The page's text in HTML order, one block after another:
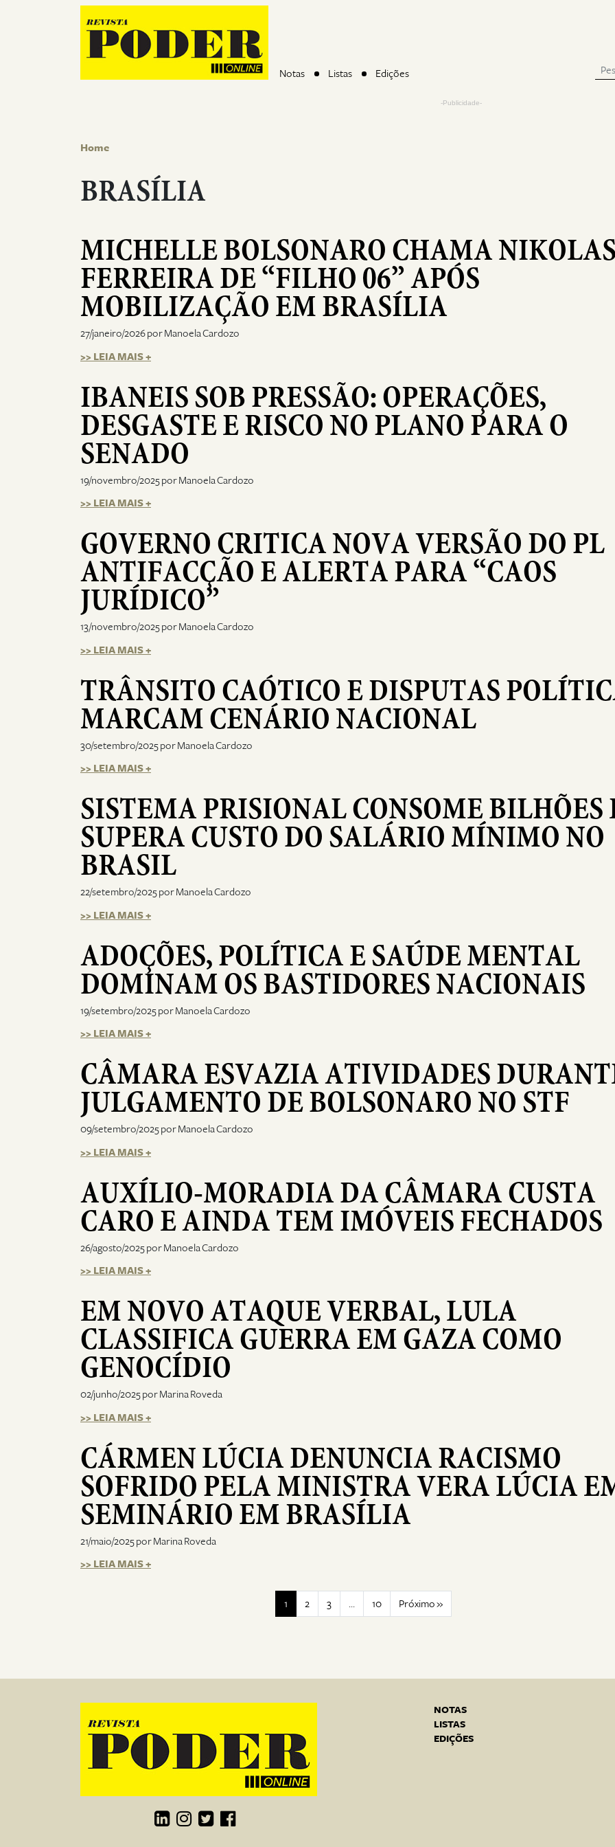
Notas Listas Edições
-Publicidade-
Home
BRASÍLIA
MICHELLE BOLSONARO CHAMA
FERREIRA DE “FILHO 06” APÓS
MOBILIZAÇÃO EM BRASÍLIA
27/janeiro/2026 por Manoela Cardozo
>> LEIA MAIS +
IBANEIS SOB PRESSÃO: OPERAÇÕES,
DESGASTE E RISCO NO PLANO PARA O
SENADO
19/novembro/2025 por Manoela Cardozo
>> LEIA MAIS +
GOVERNO CRITICA NOVA VERSÃO DO PL
ANTIFACÇÃO E ALERTA PARA “CAOS
JURÍDICO”
13/novembro/2025 por Manoela Cardozo
>> LEIA MAIS +
TRÂNSITO CAÓTICO E DISPUTAS
MARCAM CENÁRIO NACIONAL
30/setembro/2025 por Manoela Cardozo
>> LEIA MAIS +
SISTEMA PRISIONAL CONSOME BILHÕES
SUPERA CUSTO DO SALÁRIO MÍNIMO NO
BRASIL
22/setembro/2025 por Manoela Cardozo
>> LEIA MAIS +
ADOÇÕES, POLÍTICA E SAÚDE MENTAL
DOMINAM OS BASTIDORES NACIONAIS
19/setembro/2025 por Manoela Cardozo
>> LEIA MAIS +
CÂMARA ESVAZIA ATIVIDADES
JULGAMENTO DE BOLSONARO NO STF
09/setembro/2025 por Manoela Cardozo
>> LEIA MAIS +
AUXÍLIO-MORADIA DA CÂMARA CUSTA
CARO E AINDA TEM IMÓVEIS FECHADOS
26/agosto/2025 por Manoela Cardozo
>> LEIA MAIS +
EM NOVO ATAQUE VERBAL, LULA
CLASSIFICA GUERRA EM GAZA COMO
GENOCÍDIO
02/junho/2025 por Marina Roveda
>> LEIA MAIS +
CÁRMEN LÚCIA DENUNCIA RACISMO
SOFRIDO PELA MINISTRA VERA LÚCIA
SEMINÁRIO EM BRASÍLIA
21/maio/2025 por Marina Roveda
>> LEIA MAIS +
1 2 3 10 Próximo »
NOTAS
LISTAS
EDIÇÕES